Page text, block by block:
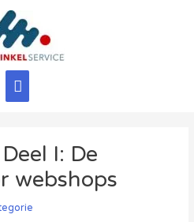
Hoofdmenu
I: De
webshops